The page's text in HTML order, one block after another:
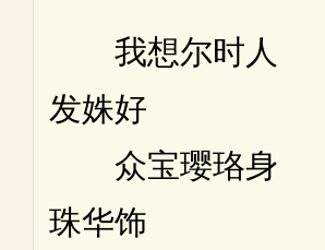
我想尔时人
发姝好
众宝璎珞身
珠华饰